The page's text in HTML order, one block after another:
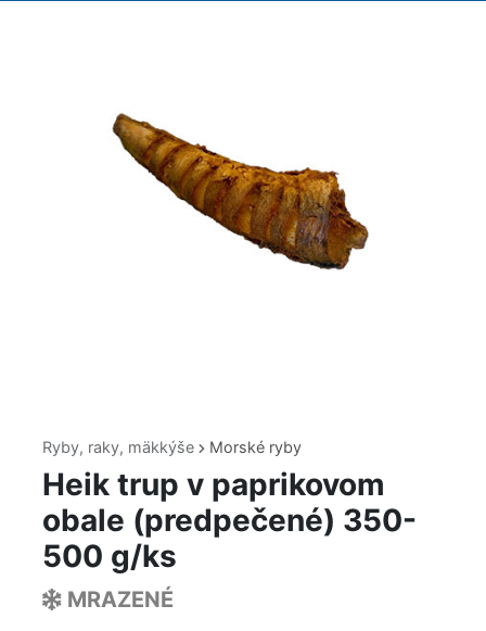
Ryby, raky, mäkkýše Morské ryby
Heik trup v paprikovom
obale (predpečené) 350-
500 g/ks
MRAZENÉ